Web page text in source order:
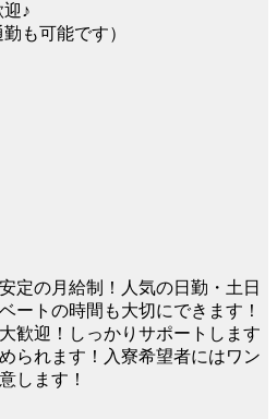
♪
も可能です）
定の月給制！人気の日勤・土日
ートの時間も大切にできます！
歓迎！しっかりサポートします
られます！入寮希望者にはワン
します！